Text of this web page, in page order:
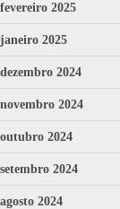
fevereiro 2025
janeiro 2025
dezembro 2024
novembro 2024
outubro 2024
setembro 2024
agosto 2024